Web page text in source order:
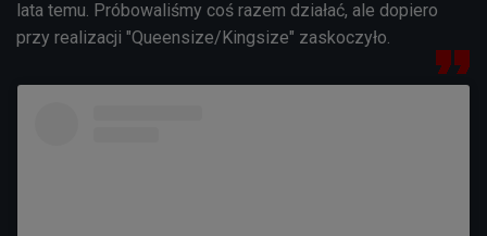
lata temu. Próbowaliśmy coś razem działać, ale dopiero
przy realizacji "Queensize/Kingsize" zaskoczyło.